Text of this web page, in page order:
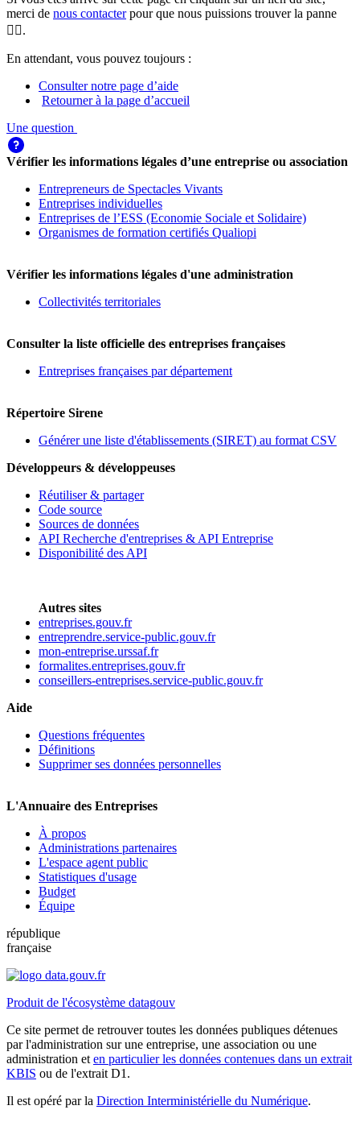
merci de nous contacterpour que nous puissions trouver la panne
🕵️‍♀️.
En attendant, vous pouvez toujours :
Consulter notre page d’aide
Retourner à la page d’accueil
Une question
Vérifier les informations légales d’une entreprise ou association
Entrepreneurs de Spectacles Vivants
Entreprises individuelles
Entreprises de l’ESS (Economie Sociale et Solidaire)
Organismes de formation certifiés Qualiopi
Vérifier les informations légales d'une administration
Collectivités territoriales
Consulter la liste officielle des entreprises françaises
Entreprises françaises par département
Répertoire Sirene
Générer une liste d'établissements (SIRET) au format CSV
Développeurs & développeuses
Réutiliser & partager
Code source
Sources de données
API Recherche d'entreprises & API Entreprise
Disponibilité des API
Autres sites
entreprises.gouv.fr
entreprendre.service-public.gouv.fr
mon-entreprise.urssaf.fr
formalites.entreprises.gouv.fr
conseillers-entreprises.service-public.gouv.fr
Aide
Questions fréquentes
Définitions
Supprimer ses données personnelles
L'Annuaire des Entreprises
À propos
Administrations partenaires
L'espace agent public
Statistiques d'usage
Budget
Équipe
république
française
Produit de l'écosystème datagouv
Ce site permet de retrouver toutes les données publiques détenues
par l'administration sur une entreprise, une association ou une
administration et en particulier les données contenues dans un extrait
KBIS ou de l'extrait D1.
Il est opéré par la Direction Interministérielle du Numérique.